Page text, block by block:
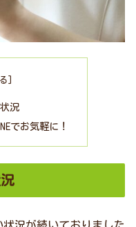
況
でお気軽に！
況が続いておりました